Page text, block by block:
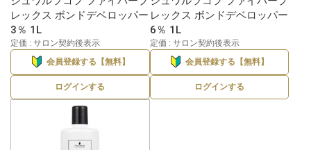
レックス ボンドデベロッパー
3％ 1L
定価 : サロン契約後表示
会員登録する【無料】
ログインする
レックス ボンドデベロッパー
6％ 1L
定価 : サロン契約後表示
会員登録する【無料】
ログインする